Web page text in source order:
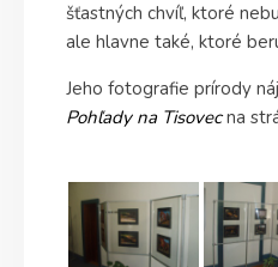
šťastných chvíľ, ktoré
ale hlavne také, ktoré
Jeho fotografie prírody
Pohľady na Tisovecna